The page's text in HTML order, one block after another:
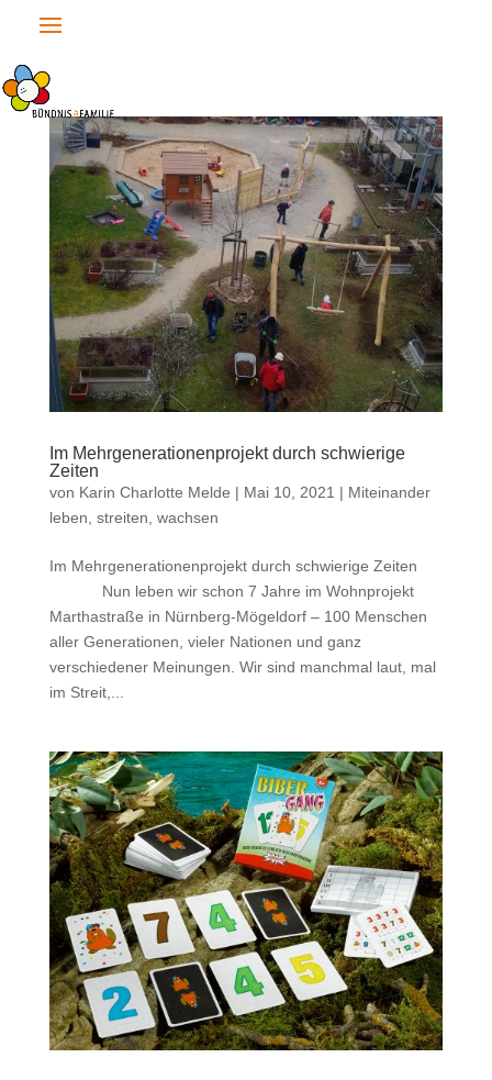
Im Mehrgenerationenprojekt durch schwierige
Zeiten
von Karin Charlotte Melde | Mai 10, 2021 | Miteinander
leben, streiten, wachsen
Im Mehrgenerationenprojekt durch schwierige Zeiten
Nun leben wir schon 7 Jahre im Wohnprojekt
Marthastraße in Nürnberg-Mögeldorf – 100 Menschen
aller Generationen, vieler Nationen und ganz
verschiedener Meinungen. Wir sind manchmal laut, mal
im Streit,...